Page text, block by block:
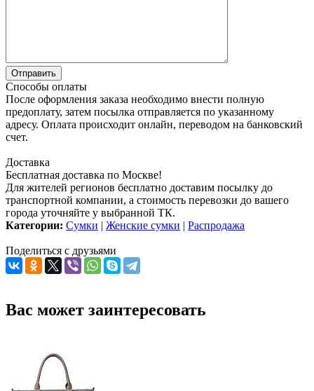
Способы оплаты
После оформления заказа необходимо внести полную
предоплату, затем посылка отправляется по указанному
адресу. Оплата происходит онлайн, переводом на банковский
счет.
Доставка
Бесплатная доставка по Москве!
Для жителей регионов бесплатно доставим посылку до
транспортной компании, а стоимость перевозки до вашего
города уточняйте у выбранной ТК.
Категории: Сумки | Женские сумки | Распродажа
Поделиться с друзьями
Вас может заинтересовать